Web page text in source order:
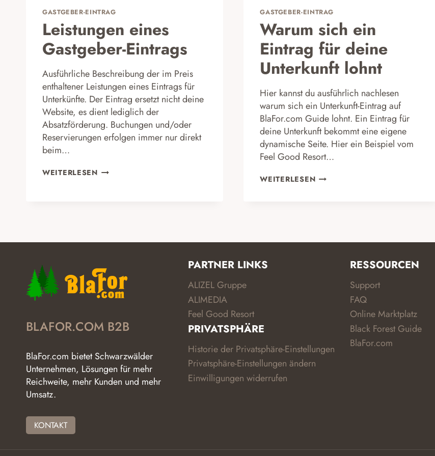
GASTGEBER-EINTRAG
Leistungen eines
Gastgeber-Eintrags
Ausführliche Beschreibung der im Preis
enthaltener Leistungen eines Eintrags für
Unterkünfte. Der Eintrag ersetzt nicht deine
Website, es dient lediglich der
Absatzförderung. Buchungen und/oder
Reservierungen erfolgen immer nur direkt
beim…
WEITERLESENLEISTUNGEN
GASTGEBER-EINTRAG
Warum sich ein
Eintrag für deine
Unterkunft lohnt
Hier kannst du ausführlich nachlesen
warum sich ein Unterkunft-Eintrag auf
BlaFor.com Guide lohnt. Ein Eintrag für
deine Unterkunft bekommt eine eigene
dynamische Seite. Hier ein Beispiel vom
Feel Good Resort…
WEITERLESENWARUM
BLAFOR.COM B2B
BlaFor.com bietet Schwarzwälder
Unternehmen, Lösungen für mehr
Reichweite, mehr Kunden und mehr
Umsatz.
KONTAKT
PARTNER LINKS
ALIZEL Gruppe
ALIMEDIA
Feel Good Resort
PRIVATSPHÄRE
Historie der Privatsphäre-Einstellungen
Privatsphäre-Einstellungen ändern
Einwilligungen widerrufen
RESSOURCEN
Support
FAQ
Online Marktplatz
Black Forest Guide
BlaFor.com